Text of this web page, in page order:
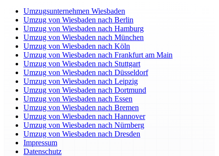
Umzugsunternehmen Wiesbaden
Umzug von Wiesbaden nach Berlin
Umzug von Wiesbaden nach Hamburg
Umzug von Wiesbaden nach München
Umzug von Wiesbaden nach Köln
Umzug von Wiesbaden nach Frankfurt am Main
Umzug von Wiesbaden nach Stuttgart
Umzug von Wiesbaden nach Düsseldorf
Umzug von Wiesbaden nach Leipzig
Umzug von Wiesbaden nach Dortmund
Umzug von Wiesbaden nach Essen
Umzug von Wiesbaden nach Bremen
Umzug von Wiesbaden nach Hannover
Umzug von Wiesbaden nach Nürnberg
Umzug von Wiesbaden nach Dresden
Impressum
Datenschutz